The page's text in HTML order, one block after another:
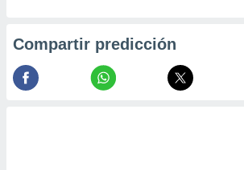
Compartir predicción